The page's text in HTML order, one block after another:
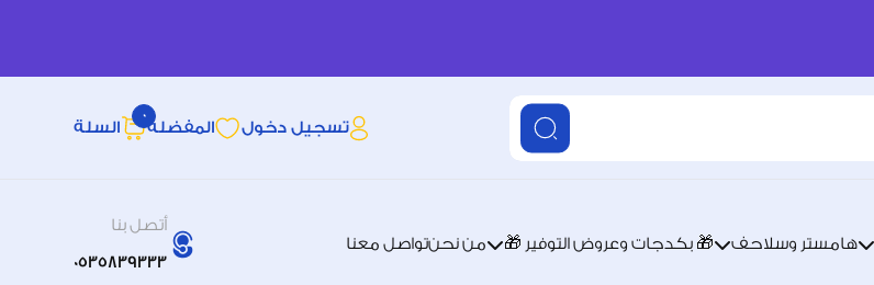
تسجيل دخول المفضله
0
السلة
هامستر وسلاحف 🎁 بكدجات وعروض التوفير 🎁 من نحنتواصل معنا
أتصل بنا
0535839333